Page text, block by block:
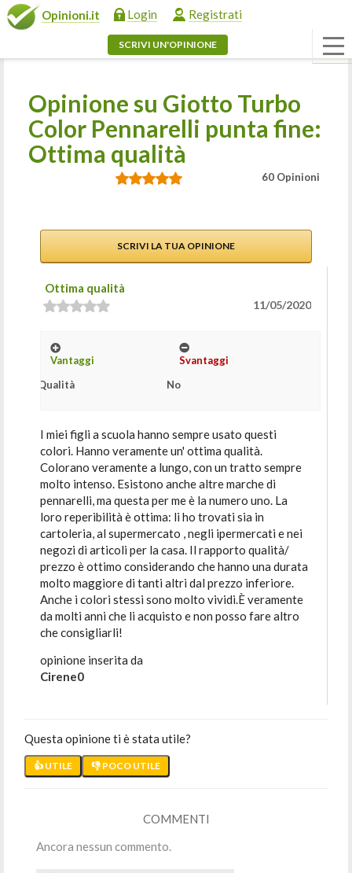
Opinioni.it Login Registrati
SCRIVI UN'OPINIONE
Opinione su Giotto Turbo
Color Pennarelli punta fine:
Ottima qualità
60 Opinioni
SCRIVI LA TUA OPINIONE
Ottima qualità
11/05/2020
Vantaggi
Qualità
Svantaggi
No
I miei figli a scuola hanno sempre usato questi
colori. Hanno veramente un' ottima qualità.
Colorano veramente a lungo, con un tratto sempre
molto intenso. Esistono anche altre marche di
pennarelli, ma questa per me è la numero uno. La
loro reperibilità è ottima: li ho trovati sia in
cartoleria, al supermercato , negli ipermercati e nei
negozi di articoli per la casa. Il rapporto qualità/
prezzo è ottimo considerando che hanno una durata
molto maggiore di tanti altri dal prezzo inferiore.
Anche i colori stessi sono molto vividi.È veramente
da molti anni che li acquisto e non posso fare altro
che consigliarli!
opinione inserita da
Cirene0
Questa opinione ti è stata utile?
👍 UTILE 👎 POCO UTILE
COMMENTI
Ancora nessun commento.